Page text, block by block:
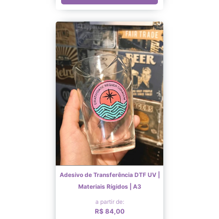
Adesivo de Transferência DTF UV |
Materiais Rígidos | A3
a partir de:
R$ 84,00